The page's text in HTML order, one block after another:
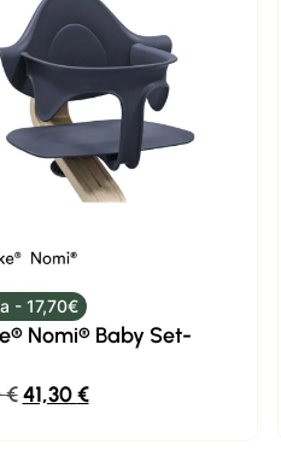
- 17,70€
Nomi® Baby Set-
€ 41,30€